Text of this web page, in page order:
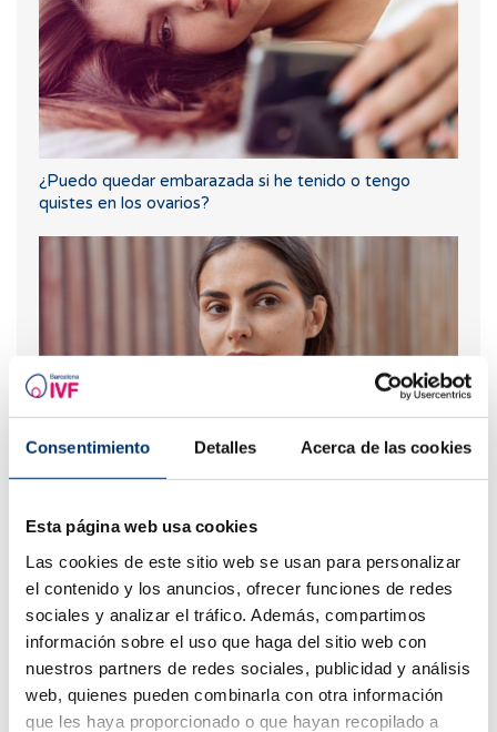
Consentimiento Detalles Acerca de las cookies
Esta página web usa cookies
Las cookies de este sitio web se usan para personalizar
el contenido y los anuncios, ofrecer funciones de redes
sociales y analizar el tráfico. Además, compartimos
información sobre el uso que haga del sitio web con
nuestros partners de redes sociales, publicidad y análisis
web, quienes pueden combinarla con otra información
que les haya proporcionado o que hayan recopilado a
¿Puedo quedar embarazada si he tenido o tengo
quistes en los ovarios?
¿Cuáles son los síntomas de implantación embrionaria?